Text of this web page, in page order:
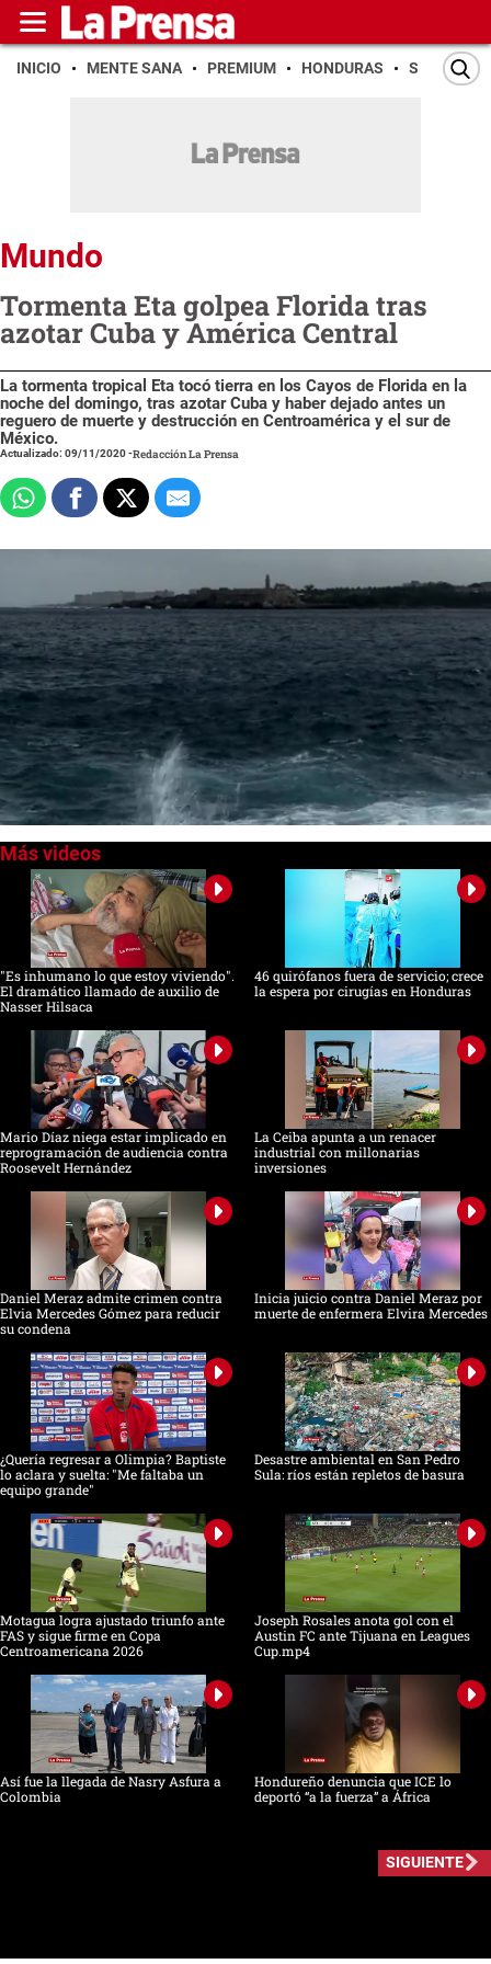
INICIO MENTE SANA PREMIUM HONDURAS SAN PEDRO
Mundo
Tormenta Eta golpea Florida tras
azotar Cuba y América Central
La tormenta tropical Eta tocó tierra en los Cayos de Florida en la
noche del domingo, tras azotar Cuba y haber dejado antes un
reguero de muerte y destrucción en Centroamérica y el sur de
México.
Actualizado: 09/11/2020-Redacción La Prensa
of
minute,
seconds
"Es inhumano lo que estoy viviendo".
El dramático llamado de auxilio de
Nasser Hilsaca
46 quirófanos fuera de servicio; crece
la espera por cirugías en Honduras
Mario Díaz niega estar implicado en
reprogramación de audiencia contra
Roosevelt Hernández
La Ceiba apunta a un renacer
industrial con millonarias
inversiones
Daniel Meraz admite crimen contra
Elvia Mercedes Gómez para reducir
su condena
Inicia juicio contra Daniel Meraz por
muerte de enfermera Elvira Mercedes
¿Quería regresar a Olimpia? Baptiste
lo aclara y suelta: "Me faltaba un
equipo grande"
Desastre ambiental en San Pedro
Sula: ríos están repletos de basura
Motagua logra ajustado triunfo ante
FAS y sigue firme en Copa
Centroamericana 2026
Joseph Rosales anota gol con el
Austin FC ante Tijuana en Leagues
Cup.mp4
Así fue la llegada de Nasry Asfura a
Colombia
Hondureño denuncia que ICE lo
deportó “a la fuerza” a África
SIGUIENTE